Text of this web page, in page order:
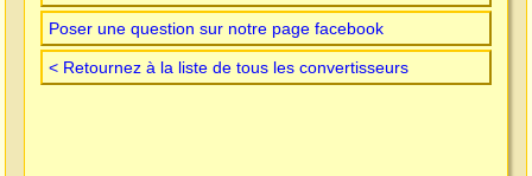
Poser une question sur notre page facebook
< Retournez à la liste de tous les convertisseurs